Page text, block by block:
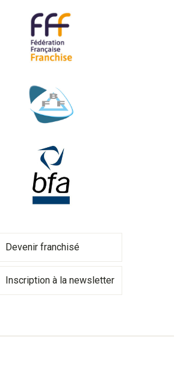
Devenir franchisé
Inscription à la newsletter